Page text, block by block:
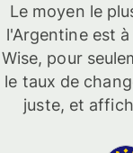
Le moyen le
l'Argentine est
Wise, pour
le taux de
juste, et